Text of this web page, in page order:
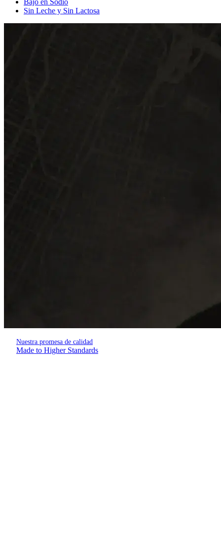
Sin Leche y Sin Lactosa
Nuestra promesa de calidad
Made to Higher Standards